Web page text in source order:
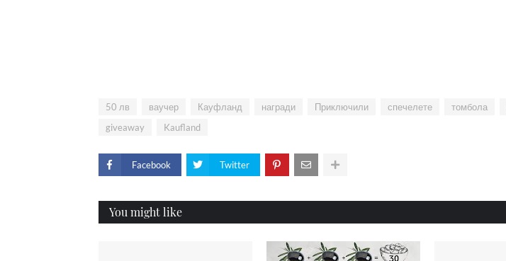
50 лв ваучер Кауфланд награди Приключили спечелете томбола
giveaway
Kaufland
Facebook Twitter
You might like